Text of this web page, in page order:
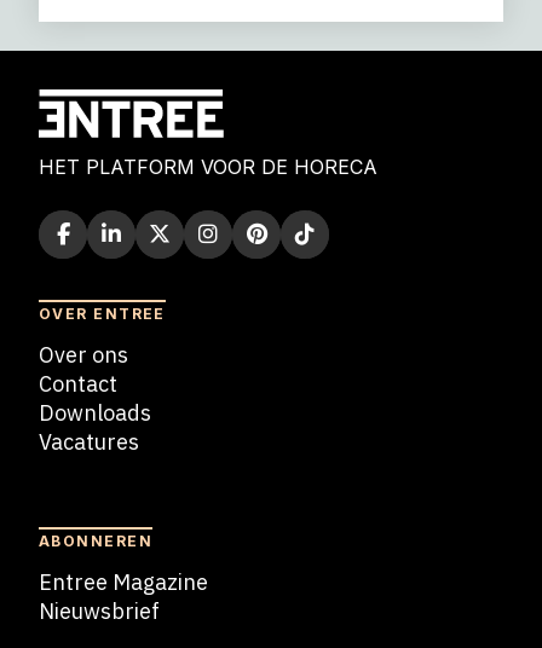
HET PLATFORM VOOR DE HORECA
OVER ENTREE
Over ons
Contact
Downloads
Vacatures
ABONNEREN
Entree Magazine
Nieuwsbrief